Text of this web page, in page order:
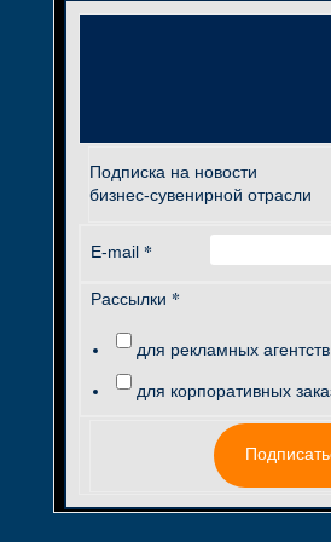
Подписка на новости
бизнес-сувенирной отрасли
E-mail *
Рассылки *
для рекламных агентств
для корпоративных